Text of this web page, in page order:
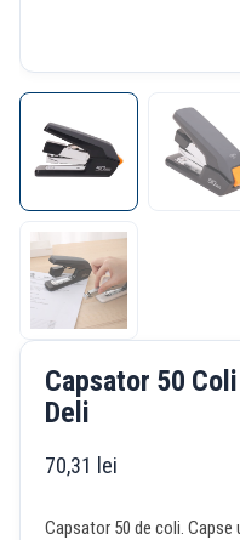
Capsator 50
Deli
70,31 lei
Capsator 50 de coli.